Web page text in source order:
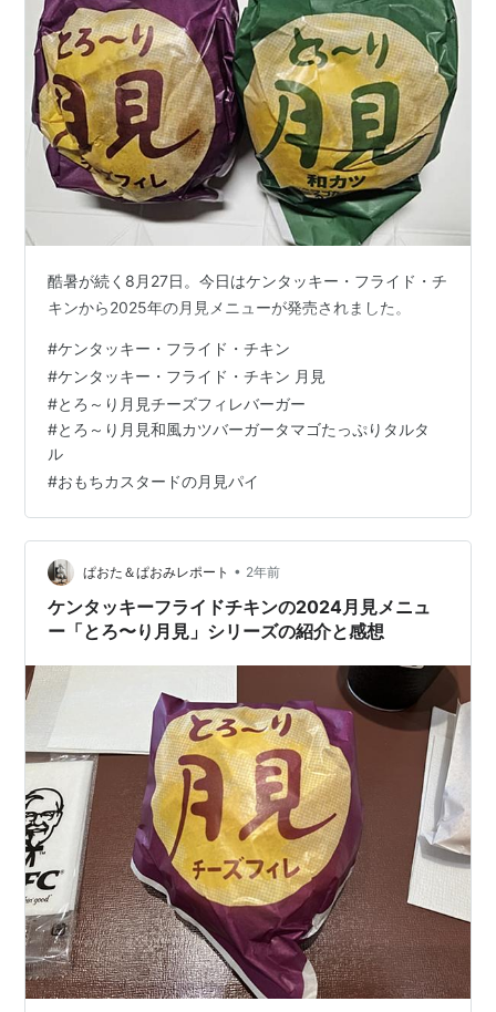
酷暑が続く8月27日。今日はケンタッキー・フライド・チ
キンから2025年の月見メニューが発売されました。
#ケンタッキー・フライド・チキン
#ケンタッキー・フライド・チキン 月見
#とろ～り月見チーズフィレバーガー
#とろ～り月見和風カツバーガータマゴたっぷりタルタ
ル
#おもちカスタードの月見パイ
ぱおた＆ぱおみレポート • 2年前
ケンタッキーフライドチキンの2024月見メニュ
ー「とろ〜り月見」シリーズの紹介と感想